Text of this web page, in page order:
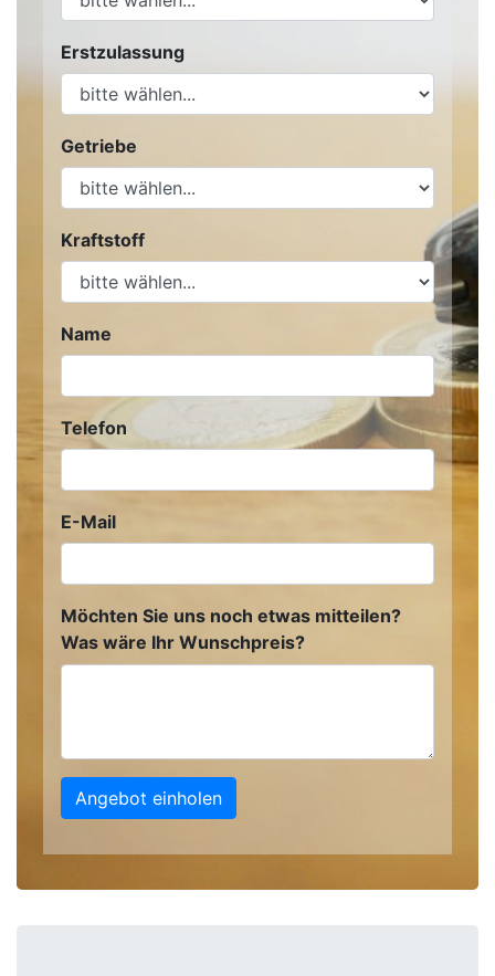
Erstzulassung
Getriebe
Kraftstoff
Name
Telefon
E-Mail
Möchten Sie uns noch etwas mitteilen?
Was wäre Ihr Wunschpreis?
Angebot einholen